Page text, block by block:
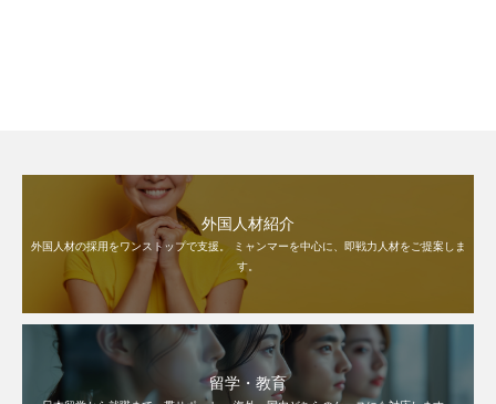
外国人材紹介
外国人材の採用をワンストップで支援。 ミャンマーを中心に、即戦力人材をご提案しま
す。
留学・教育